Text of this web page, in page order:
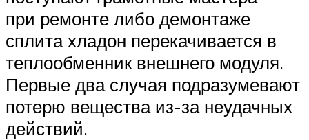
при ремонте либо демонтаже
сплита хладон перекачивается в
теплообменник внешнего модуля.
Первые два случая подразумевают
потерю вещества из-за неудачных
действий.